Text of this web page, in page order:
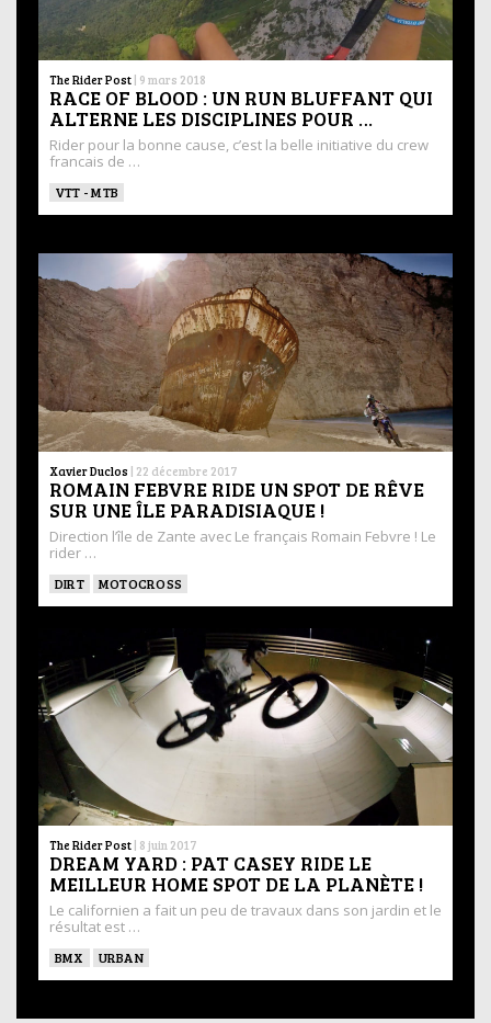
The Rider Post | 9 mars 2018
RACE OF BLOOD : UN RUN BLUFFANT QUI
ALTERNE LES DISCIPLINES POUR …
Rider pour la bonne cause, c’est la belle initiative du crew
francais de …
VTT - MTB
Xavier Duclos | 22 décembre 2017
ROMAIN FEBVRE RIDE UN SPOT DE RÊVE
SUR UNE ÎLE PARADISIAQUE !
Direction l’île de Zante avec Le français Romain Febvre ! Le
rider …
DIRT MOTOCROSS
The Rider Post | 8 juin 2017
DREAM YARD : PAT CASEY RIDE LE
MEILLEUR HOME SPOT DE LA PLANÈTE !
Le californien a fait un peu de travaux dans son jardin et le
résultat est …
BMX URBAN